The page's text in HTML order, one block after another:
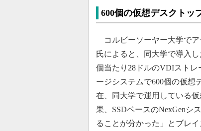
600個の仮想デスクトッ
コルビーソーヤー大学でア
氏によると、同大学で導入
個当たり28ドルのVDIスト
ージシステムで600個の仮想
在、同大学で運用している
果、SSDベースのNexGenシ
ることが分かった」とブレイ